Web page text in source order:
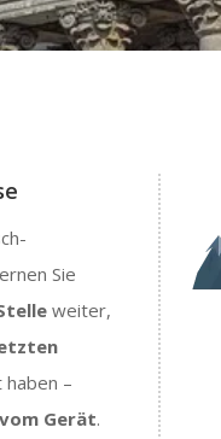
Sie
weiter,
–
Gerät.